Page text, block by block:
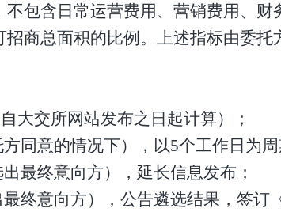
包含日常运营费用、营销费用、财
商总面积的比例 。 上述指标由委托
大交所网站发布之日起计算）；
同意的情况下），以5个工作日为
最终意向方），延长信息发布；
终意向方），公告遴选结果，签订